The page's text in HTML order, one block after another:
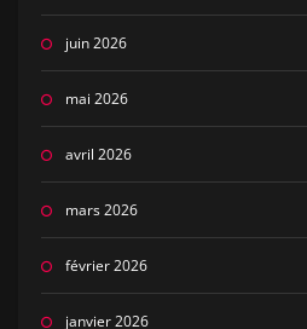
juin 2026
mai 2026
avril 2026
mars 2026
février 2026
janvier 2026